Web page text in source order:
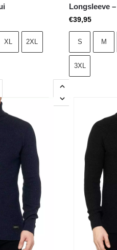
XL 2XL
Longsleeve
€39,95
S M
3XL